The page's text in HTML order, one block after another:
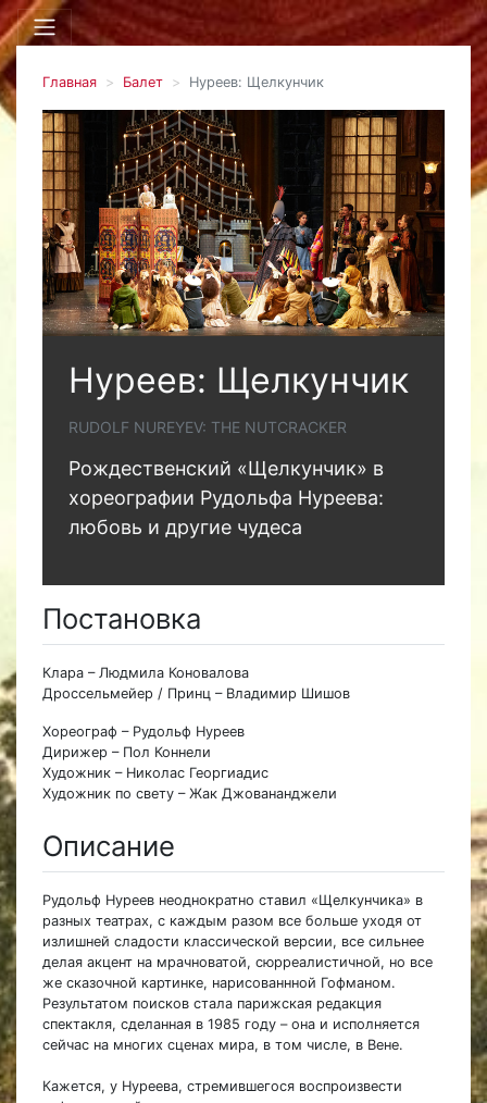
Главная Балет Нуреев: Щелкунчик
Нуреев: Щелкунчик
RUDOLF NUREYEV: THE NUTCRACKER
Рождественский «Щелкунчик» в
хореографии Рудольфа Нуреева:
любовь и другие чудеса
Постановка
Клара – Людмила Коновалова
Дроссельмейер / Принц – Владимир Шишов
Хореограф – Рудольф Нуреев
Дирижер – Пол Коннели
Художник – Николас Георгиадис
Художник по свету – Жак Джовананджели
Описание
Рудольф Нуреев неоднократно ставил «Щелкунчика» в
разных театрах, с каждым разом все больше уходя от
излишней сладости классической версии, все сильнее
делая акцент на мрачноватой, сюрреалистичной, но все
же сказочной картинке, нарисованнной Гофманом.
Результатом поисков стала парижская редакция
спектакля, сделанная в 1985 году – она и исполняется
сейчас на многих сценах мира, в том числе, в Вене.
Кажется, у Нуреева, стремившегося воспроизвести